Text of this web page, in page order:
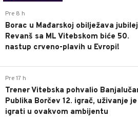
Pre 8 h
Borac u Mađarskoj obilježava
Revanš sa ML Vitebskom biće 50.
nastup crveno-plavih u Evropi!
Pre 17 h
Trener Vitebska pohvalio
Publika Borčev 12. igrač, uživanje je
igrati u ovakvom ambijentu